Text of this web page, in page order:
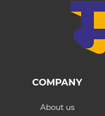
COMPANY
About us